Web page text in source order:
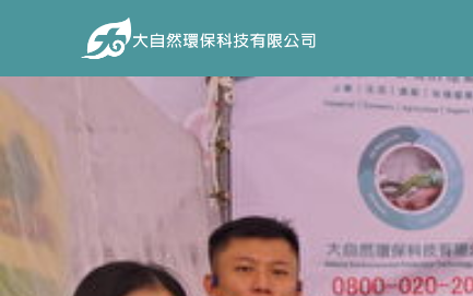
大自然環保科技